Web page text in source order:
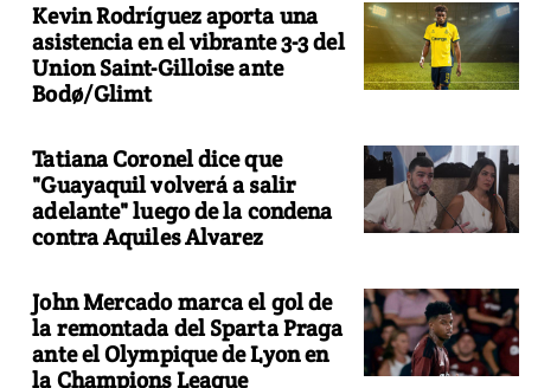
Kevin Rodríguez aporta una
asistencia en el vibrante 3-3 del
Union Saint-Gilloise ante
Bodø/Glimt
Tatiana Coronel dice que
"Guayaquil volverá a salir
adelante" luego de la condena
contra Aquiles Alvarez
John Mercado marca el gol de
la remontada del Sparta Praga
ante el Olympique de Lyon en
la Champions League